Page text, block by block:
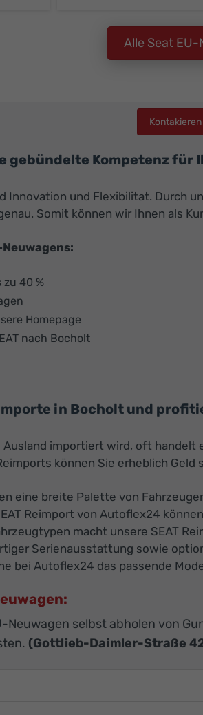
Alle Seat
gebündelte Kompetenz für
Innovation und Flexibilitat. Durch
Somit können wir Ihnen als
40 %
Homepage
nach Bocholt
in Bocholt und
importiert wird, oft
können Sie erheblich
eine breite Palette von
Reimport von Autoflex24
macht unsere SEAT
Serienausstattung sowie
bei Autoflex24 das passende
Neuwagen selbst abholen von
(Gottlieb-Daimler-Straße